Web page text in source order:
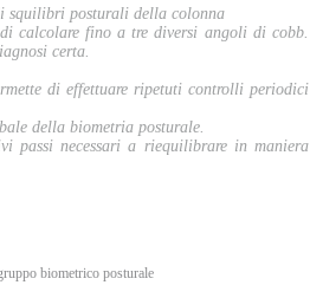
squilibri posturali della colonna
calcolare fino a tre diversi angoli di cobb.
certa.
di effettuare ripetuti controlli periodici
della biometria posturale.
passi necessari a riequilibrare in maniera
biometrico posturale